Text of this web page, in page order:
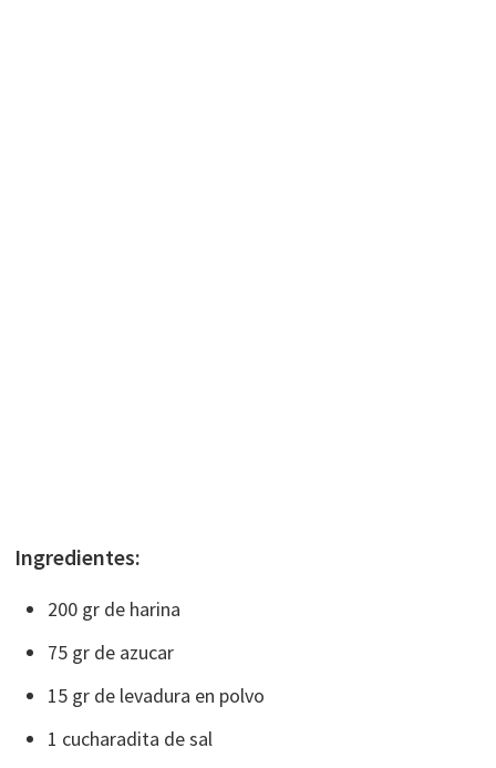
Ingredientes:
200 gr de harina
75 gr de azucar
15 gr de levadura en polvo
1 cucharadita de sal